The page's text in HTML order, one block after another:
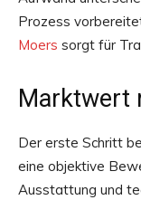
Prozess
Moers sorgt für
Marktwert
Der erste Schritt
eine objektive
Ausstattung und